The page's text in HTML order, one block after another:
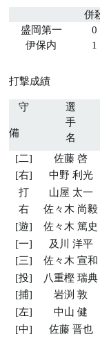
併
盛岡第一
0
伊保内
1
打撃成績
守
備
選
手
名
[二] 佐藤 啓
[右]
中野 利光
打
山屋 太一
右
佐々木 尚毅
[遊]
佐々木 篤史
[一]
及川 洋平
[三]
佐々木 宣和
[投]
八重樫 瑞典
[捕]
岩渕 敦
[左]
中山 健
[中]
佐藤 晋也